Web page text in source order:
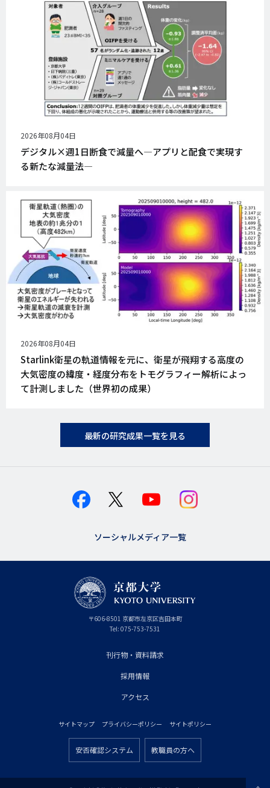
公
開
日
2026年08月04日
デジタル×週1日断食で減量へ―アプリと配食で実現す
る新たな減量法―
公
開
日
2026年08月04日
Starlink衛星の軌道情報を元に、衛星が飛翔する高度の
大気密度の緯度・経度分布をトモグラフィー解析によっ
て計測しました（世界初の成果）
最新の研究成果一覧を見る
ソーシャルメディア一覧
〒606-8501 京
都
府
京都市左京区吉田本町
Tel: 075-753-7531
刊行物・資料請求
採用情報
アクセス
タ
サイトマップ プライバシーポリシー サイトポリシー
ッ
安否確認システム 教職員の方へ